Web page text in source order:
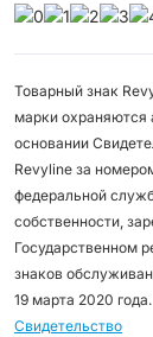
Товарный знак
марки охраняются
основании
Revyline за
федеральной
собственности,
Государственном
знаков
19 марта 2020 года.
Свидетельство